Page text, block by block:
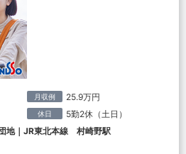
月収例 25.9万円
休日 5勤2休（土日）
地｜JR東北本線 村崎野駅